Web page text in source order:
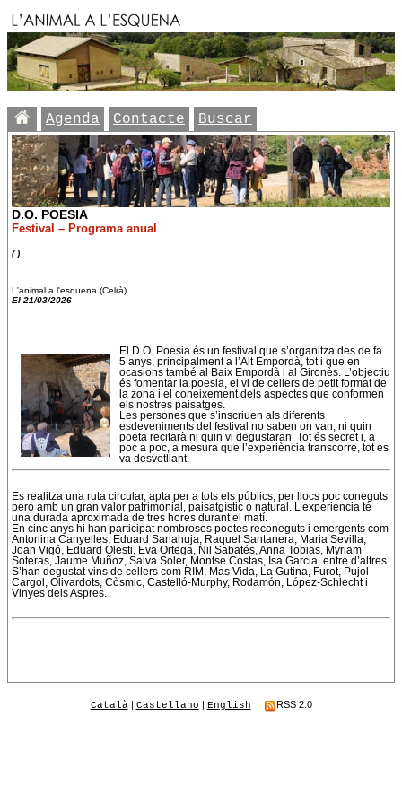
Agenda Contacte Buscar
D.O. POESIA
Festival – Programa anual
( )
L'animal a l'esquena (Celrà)
El 21/03/2026
El D.O. Poesia és un festival que s’organitza des de fa
5 anys, principalment a l’Alt Empordà, tot i que en
ocasions també al Baix Empordà i al Gironès. L’objectiu
és fomentar la poesia, el vi de cellers de petit format de
la zona i el coneixement dels aspectes que conformen
els nostres paisatges.
Les persones que s’inscriuen als diferents
esdeveniments del festival no saben on van, ni quin
poeta recitarà ni quin vi degustaran. Tot és secret i, a
poc a poc, a mesura que l’experiència transcorre, tot es
va desvetllant.
Es realitza una ruta circular, apta per a tots els públics, per llocs poc coneguts
però amb un gran valor patrimonial, paisatgístic o natural. L’experiència té
una durada aproximada de tres hores durant el matí.
En cinc anys hi han participat nombrosos poetes reconeguts i emergents com
Antonina Canyelles, Eduard Sanahuja, Raquel Santanera, Maria Sevilla,
Joan Vigó, Eduard Olesti, Eva Ortega, Nil Sabatés, Anna Tobias, Myriam
Soteras, Jaume Muñoz, Salva Soler, Montse Costas, Isa Garcia, entre d’altres.
S’han degustat vins de cellers com RIM, Mas Vida, La Gutina, Furot, Pujol
Cargol, Olivardots, Còsmic, Castelló-Murphy, Rodamón, López-Schlecht i
Vinyes dels Aspres.
Català | Castellano | English RSS 2.0